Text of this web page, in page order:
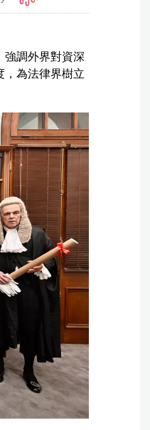
強調外界對資深
，為法律界樹立